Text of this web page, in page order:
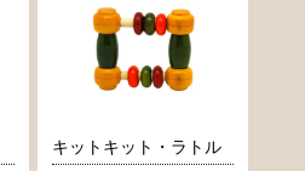
キットキット・ラトル